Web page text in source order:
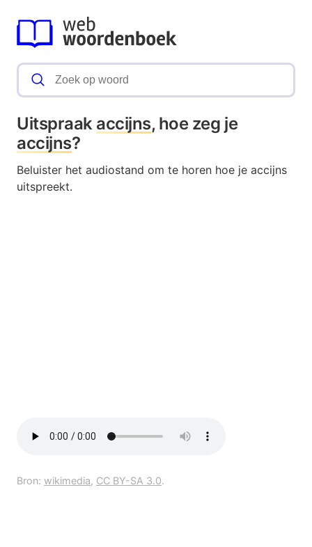
Uitspraak accijns, hoe zeg je
accijns?
Beluister het audiostand om te horen hoe je accijns
uitspreekt.
Bron: wikimedia, CC BY-SA 3.0.